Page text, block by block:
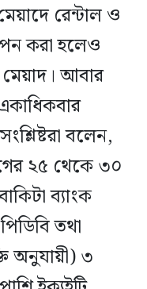
রেন্টাল ও
করা হলেও
আবার
বলেন,
২৫ থেকে ৩০
ব্যাংক
তথা
অনুযায়ী) ৩